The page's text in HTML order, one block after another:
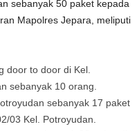
sebanyak 50 paket kepada
Mapolres Jepara, meliputi
door to door di Kel.
sebanyak 10 orang.
sebanyak 17 paket
03 Kel. Potroyudan.